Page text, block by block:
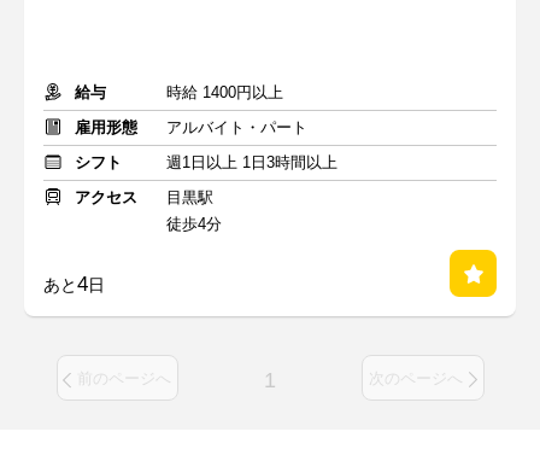
給与
時給 1400円以上
雇用形態
アルバイト・パート
シフト
週1日以上 1日3時間以上
アクセス
目黒駅
徒歩4分
あと4日
前のページへ 1 次のページへ